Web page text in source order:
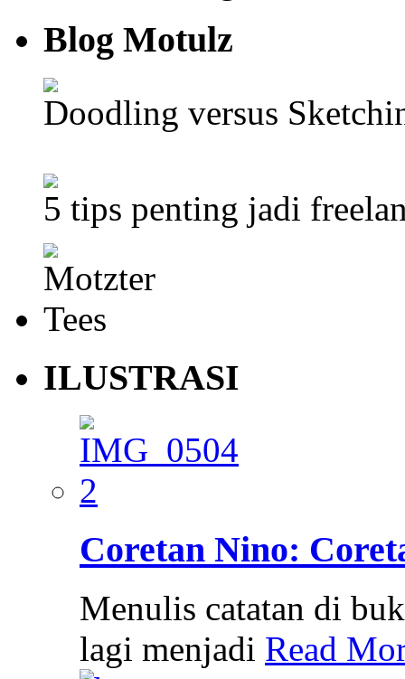
Blog Motulz
Doodling versus
5 tips penting jadi
ILUSTRASI
Coretan Nino:
Menulis catatan di
lagi menjadi Read